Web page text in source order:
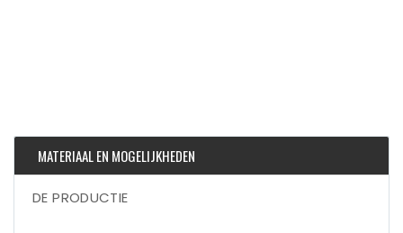
MATERIAAL EN MOGELIJKHEDEN
DE PRODUCTIE